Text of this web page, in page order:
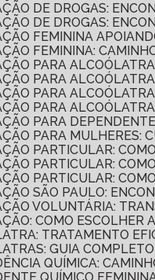
DE DROGAS:
DE DROGAS:
FEMININA
FEMININA:
PARA ALCOÓLATRA
PARA
PARA
PARA
PARA
PARA
PARTICULAR:
PARTICULAR:
PARTICULAR:
SÃO PAULO:
VOLUNTÁRIA:
COMO
TRATAMENTO
GUIA
QUÍMICA: